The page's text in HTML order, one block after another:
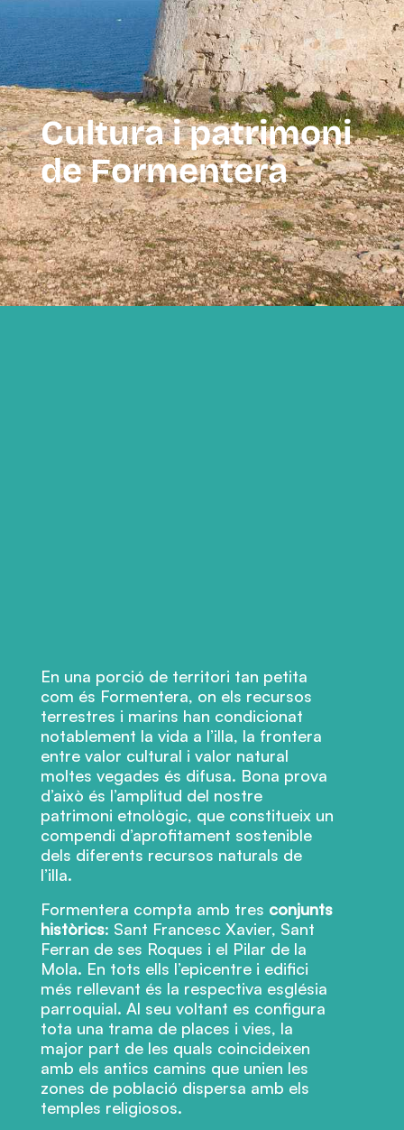
Cultura i patrimoni
de Formentera
En una porció de territori tan petita
com és Formentera, on els recursos
terrestres i marins han condicionat
notablement la vida a l’illa, la frontera
entre valor cultural i valor natural
moltes vegades és difusa. Bona prova
d’això és l’amplitud del nostre
patrimoni etnològic, que constitueix un
compendi d’aprofitament sostenible
dels diferents recursos naturals de
l’illa.
Formentera compta amb tres conjunts
històrics: Sant Francesc Xavier, Sant
Ferran de ses Roques i el Pilar de la
Mola. En tots ells l’epicentre i edifici
més rellevant és la respectiva església
parroquial. Al seu voltant es configura
tota una trama de places i vies, la
major part de les quals coincideixen
amb els antics camins que unien les
zones de població dispersa amb els
temples religiosos.